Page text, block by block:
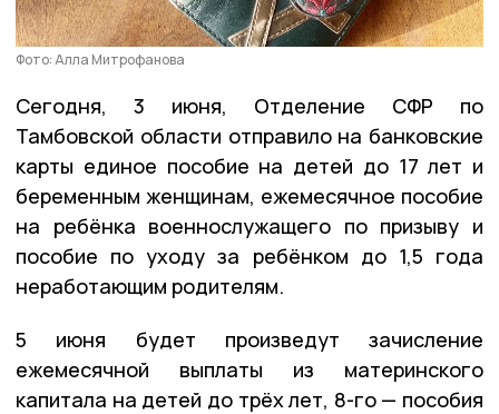
Фото: Алла Митрофанова
Сегодня, 3 июня, Отделение СФР по
Тамбовской области отправило на банковские
карты единое пособие на детей до 17 лет и
беременным женщинам, ежемесячное пособие
на ребёнка военнослужащего по призыву и
пособие по уходу за ребёнком до 1,5 года
неработающим родителям.
5 июня будет произведут зачисление
ежемесячной выплаты из материнского
капитала на детей до трёх лет, 8-го — пособия